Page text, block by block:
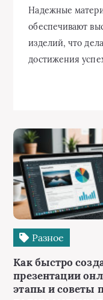
Надежные
обеспечивают
изделий, что
достижения
Разное
Как быстро
презентации
этапы и советы